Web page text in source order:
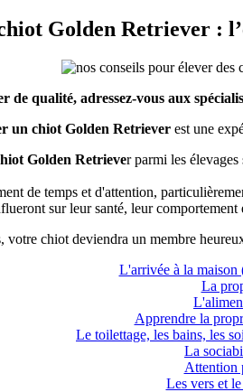
Golden Retriever :
de qualité, adressez-vous aux
un chiot Golden Retrieverest une
Golden Retriever parmi les
de temps et d'attention,
sur leur santé, leur
chiot deviendra un membre
L'arrivée à la maison
La
Apprendre la
Le toilettage, les bains, les
La
Attention
Les vers et